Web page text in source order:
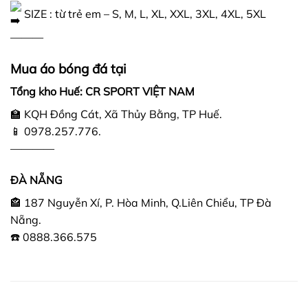
SIZE : từ trẻ em – S, M, L, XL, XXL, 3XL, 4XL, 5XL
———
Mua áo bóng đá tại
Tổng kho Huế: CR SPORT VIỆT NAM
🏫 KQH Đồng Cát, Xã Thủy Bằng, TP Huế.
📱 0978.257.776.
————
ĐÀ NẴNG
🏤 187 Nguyễn Xí, P. Hòa Minh, Q.Liên Chiểu, TP Đà
Nẵng.
☎️ 0888.366.575